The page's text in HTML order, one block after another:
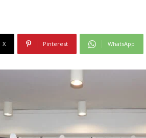
X Pinterest WhatsApp